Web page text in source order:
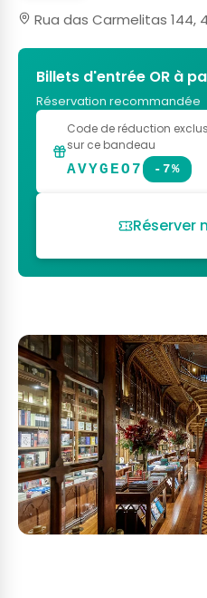
Rua das Carmelitas 144,
Billets d'entrée OR à
Réservation recommandée
Code de réduction
sur ce bandeau
AVYGEO7 -7%
Réserver